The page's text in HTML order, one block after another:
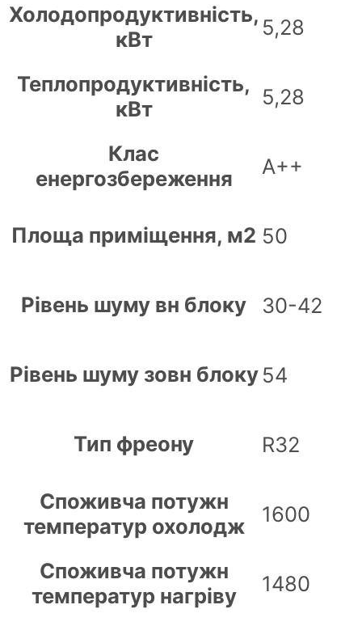
Холодопродуктивність,
кВт
5,28
Теплопродуктивність,
кВт
5,28
Клас
енергозбереження
А++
Площа приміщення, м2 50
Рівень шуму вн блоку 30-42
Рівень шуму зовн блоку 54
Тип фреону R32
Споживча потужн
температур охолодж
1600
Споживча потужн
температур нагріву
1480